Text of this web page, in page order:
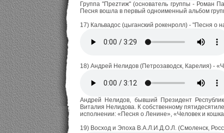
Группа "Преzтиж" (основатель группы - Роман
Песня вошла в первый одноименный альбом
17) Кальвадос (цыганский рокенролл) - "Песня о
18) Андрей Нелидов (Петрозаводск, Карелия) -
Андрей Нелидов, бывший Президент
Виталия Нелидова. К собственному
исполнении: «Песня о Ленине», «Человек и
19) Восход и Эпоха В.А.Л.И.Д.О.Л. (Смоленск,